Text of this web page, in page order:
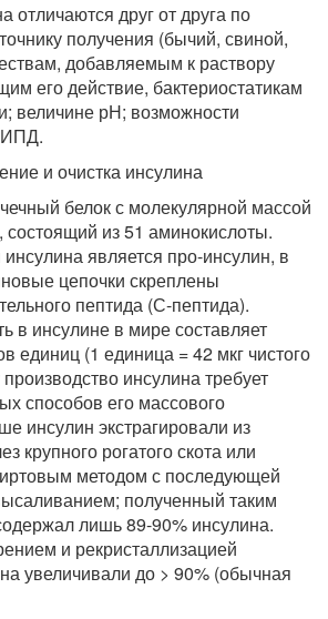
отличаются друг от друга по
получения (бычий, свиной,
добавляемым к раствору
его действие, бактериостатикам
величине рН; возможности
и очистка инсулина
белок с молекулярной массой
состоящий из 51 аминокислоты.
является про-инсулин, в
цепочки скреплены
пептида (С-пептида).
в инсулине в мире составляет
единиц (1 единица = 42 мкг чистого
инсулина требует
способов его массового
инсулин экстрагировали из
крупного рогатого скота или
методом с последующей
полученный таким
лишь 89-90% инсулина.
и рекристаллизацией
увеличивали до > 90% (обычная